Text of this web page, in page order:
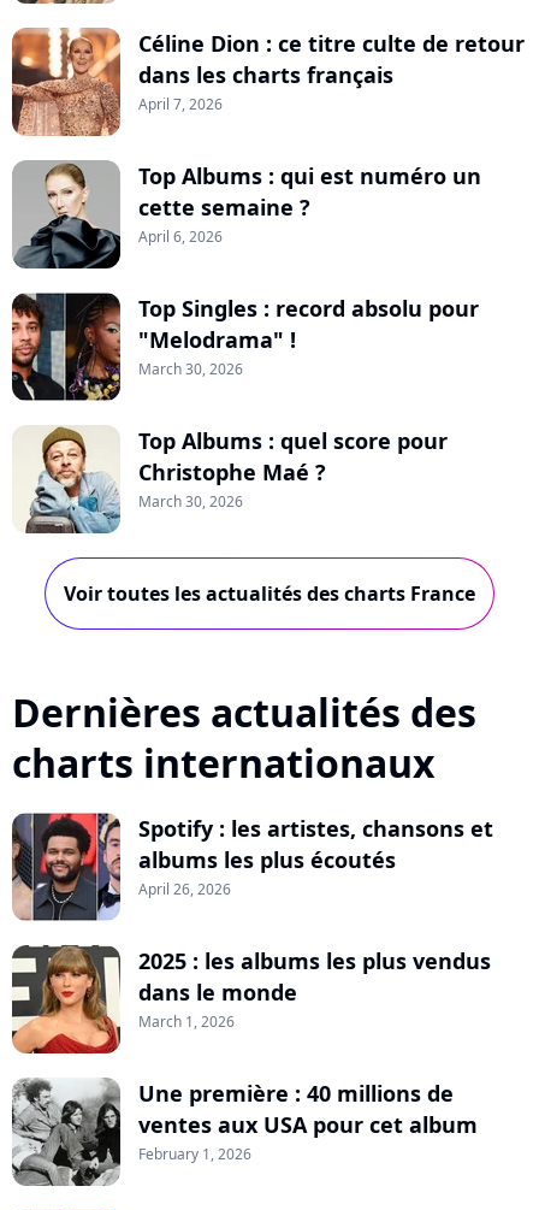
Céline Dion : ce titre culte de retour
dans les charts français
April 7, 2026
Top Albums : qui est numéro un
cette semaine ?
April 6, 2026
Top Singles : record absolu pour
"Melodrama" !
March 30, 2026
Top Albums : quel score pour
Christophe Maé ?
March 30, 2026
Voir toutes les actualités des charts France
Dernières actualités des
charts internationaux
Spotify : les artistes, chansons et
albums les plus écoutés
April 26, 2026
2025 : les albums les plus vendus
dans le monde
March 1, 2026
Une première : 40 millions de
ventes aux USA pour cet album
February 1, 2026